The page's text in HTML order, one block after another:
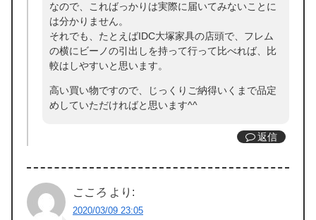
なので、こればっかりは実際に届いてみないことに
は分かりません。
それでも、たとえばIDC大塚家具の店頭で、フレム
の横にビーノの引出しを持って行って比べれば、比
較はしやすいと思います。
高い買い物ですので、じっくりご納得いくまで品定
めしていただければと思います^^
返信
こころ より:
2020/03/09 23:05